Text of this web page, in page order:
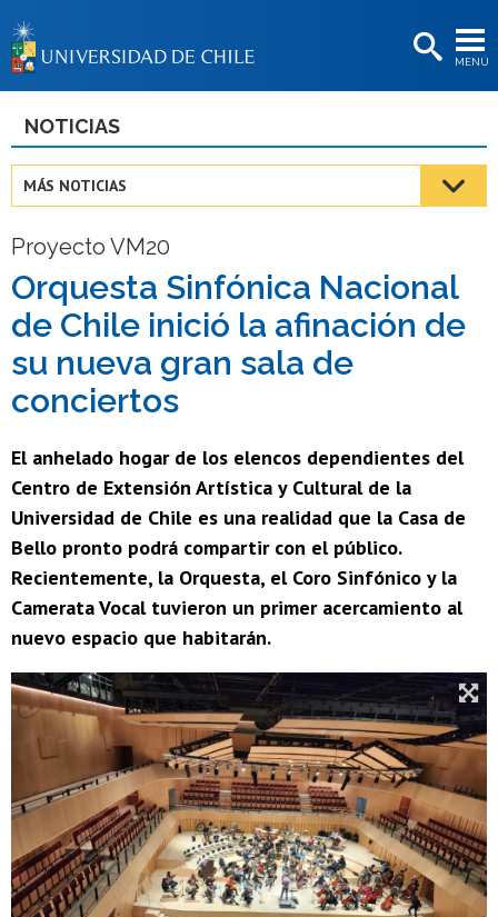
MENÚ
BIBLIOTECAS
Estudiantes
Funcionarias/os
Egresadas/os
NOTICIAS
MÁS NOTICIAS
Proyecto VM20
Orquesta Sinfónica Nacional
de Chile inició la afinación de
su nueva gran sala de
conciertos
El anhelado hogar de los elencos dependientes del
Centro de Extensión Artística y Cultural de la
Universidad de Chile es una realidad que la Casa de
Bello pronto podrá compartir con el público.
Recientemente, la Orquesta, el Coro Sinfónico y la
Camerata Vocal tuvieron un primer acercamiento al
nuevo espacio que habitarán.